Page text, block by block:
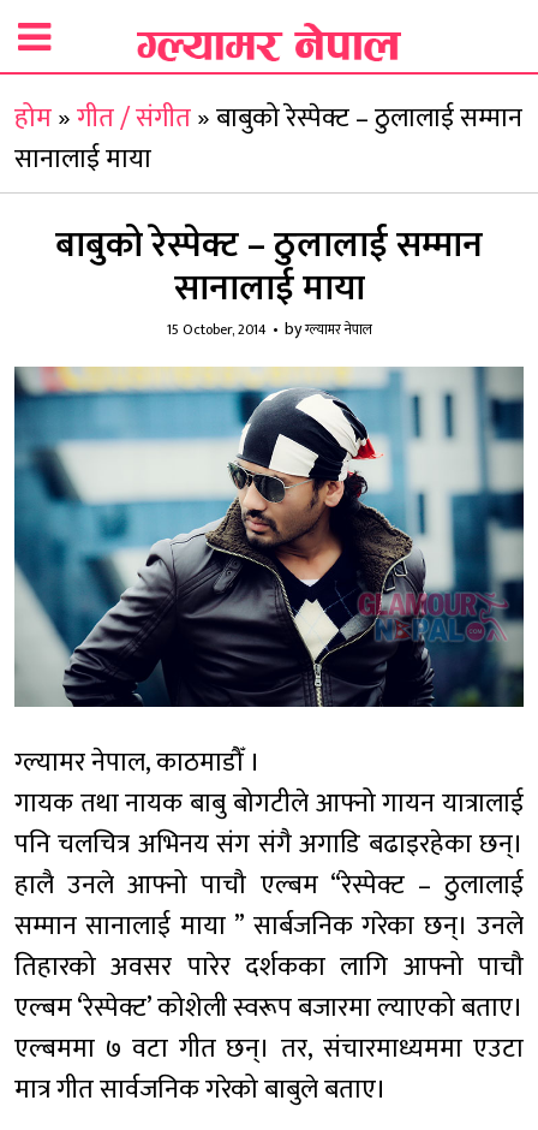
होम»गीत / संगीत»बाबुको रेस्पेक्ट – ठुलालाई सम्मान
सानालाई माया
बाबुको रेस्पेक्ट – ठुलालाई सम्मान
सानालाई माया
15 October, 2014 byग्ल्यामर नेपाल
ग्ल्यामर नेपाल, काठमाडौँ ।
गायक तथा नायक बाबु बोगटीले आफ्नो गायन यात्रालाई
पनि चलचित्र अभिनय संग संगै अगाडि बढाइरहेका छन्।
हालै उनले आफ्नो पाचौ एल्बम “रेस्पेक्ट – ठुलालाई
सम्मान सानालाई माया ” सार्बजनिक गरेका छन्। उनले
तिहारको अवसर पारेर दर्शकका लागि आफ्नो पाचौ
एल्बम ‘रेस्पेक्ट’ कोशेली स्वरूप बजारमा ल्याएको बताए।
एल्बममा ७ वटा गीत छन्। तर, संचारमाध्यममा एउटा
मात्र गीत सार्वजनिक गरेको बाबुले बताए।